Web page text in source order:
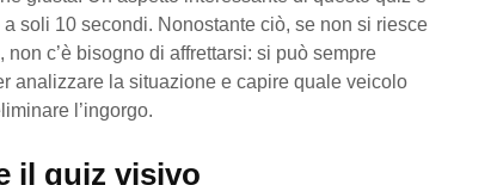
soli 10 secondi. Nonostante ciò, se non si riesce
c’è bisogno di affrettarsi: si può sempre
analizzare la situazione e capire quale veicolo
l’ingorgo.
il quiz visivo